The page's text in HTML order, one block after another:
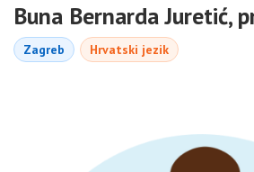
Buna Bernarda Juretić,
Zagreb Hrvatski jezik